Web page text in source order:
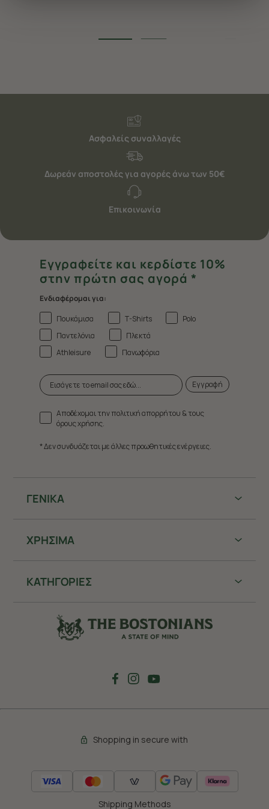
Ασφαλείς συναλλαγές
Δωρεάν αποστολές για αγορές άνω των 50€
Επικοινωνία
ΓΕΝΙΚΑ
ΧΡHΣΙΜΑ
ΚΑΤΗΓΟΡΙΕΣ
Εγγραφείτε και κερδίστε 10%
στην πρώτη σας αγορά *
Ενδιαφέρομαι για:
Πουκάμισα
T-Shirts
Polo
Παντελόνια
Πλεκτά
Athleisure
Πανωφόρια
Εγγραφή
Αποδέχομαι την πολιτική απορρήτου & τους
όρους χρήσης.
* Δεν συνδυάζεται με άλλες προωθητικές ενέργειες.
Shopping in secure with
Shipping Methods